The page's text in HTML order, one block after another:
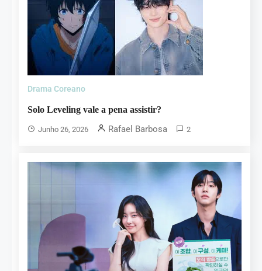
Drama Coreano
Solo Leveling vale a pena assistir?
Junho 26, 2026 Rafael Barbosa 2